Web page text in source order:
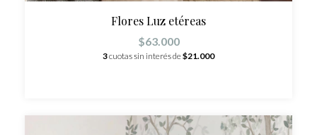
Flores Luz etéreas
$63.000
3cuotas sin interés de$21.000